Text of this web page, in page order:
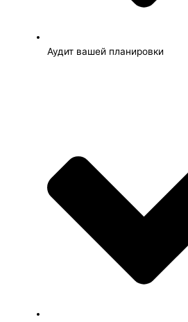
Аудит вашей планировки